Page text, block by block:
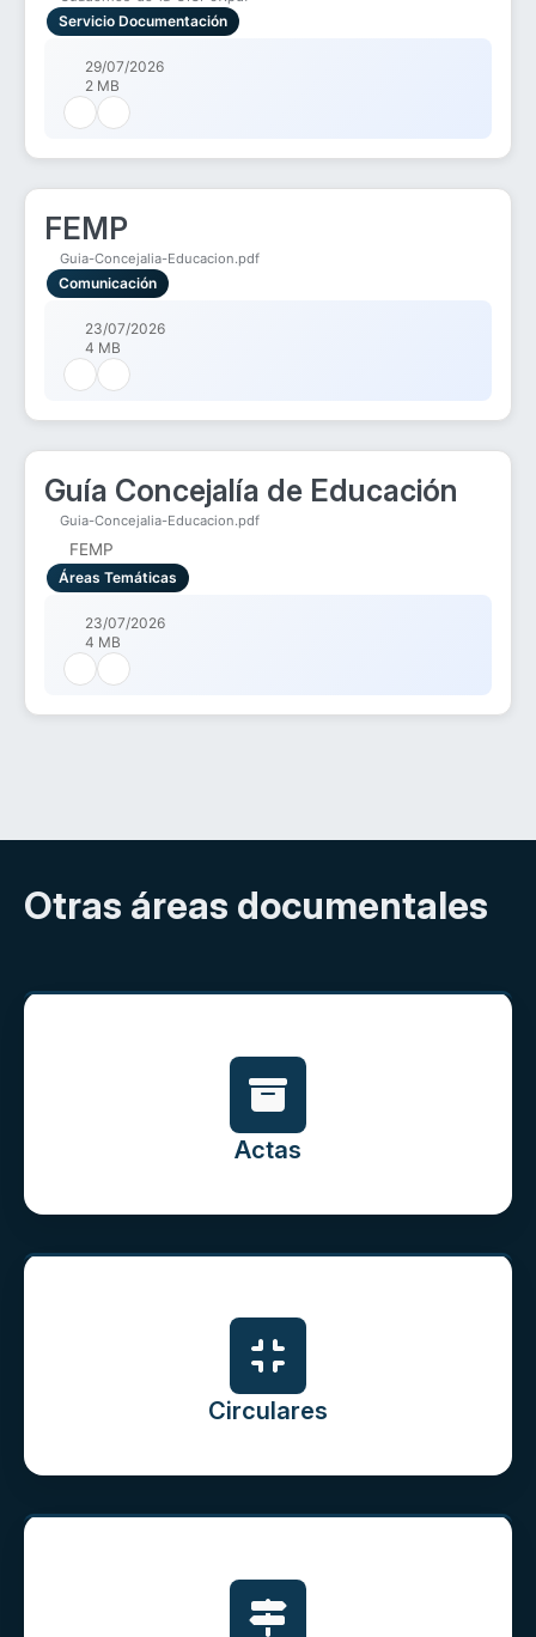
Servicio Documentación
29/07/2026
2 MB
FEMP
Guia-Concejalia-Educacion.pdf
Comunicación
23/07/2026
4 MB
Guía Concejalía de Educación
Guia-Concejalia-Educacion.pdf
FEMP
Áreas Temáticas
23/07/2026
4 MB
Otras áreas documentales
Actas
Circulares